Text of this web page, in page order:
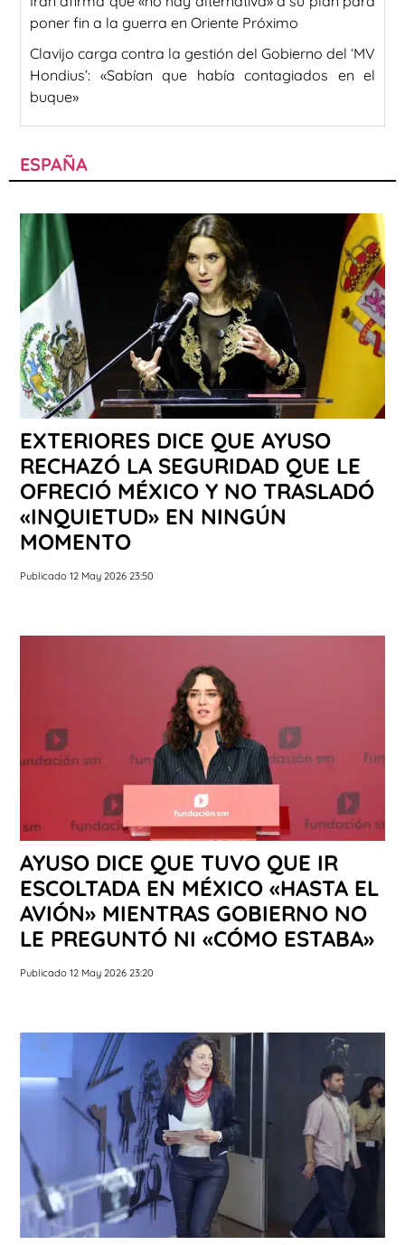
poner fin a la guerra en Oriente Próximo
Clavijo carga contra la gestión del Gobierno del ‘MV
Hondius’: «Sabían que había contagiados en el
buque»
ESPAÑA
EXTERIORES DICE QUE AYUSO
RECHAZÓ LA SEGURIDAD QUE LE
OFRECIÓ MÉXICO Y NO TRASLADÓ
«INQUIETUD» EN NINGÚN
MOMENTO
Publicado 12 May 2026 23:50
AYUSO DICE QUE TUVO QUE IR
ESCOLTADA EN MÉXICO «HASTA EL
AVIÓN» MIENTRAS GOBIERNO NO
LE PREGUNTÓ NI «CÓMO ESTABA»
Publicado 12 May 2026 23:20